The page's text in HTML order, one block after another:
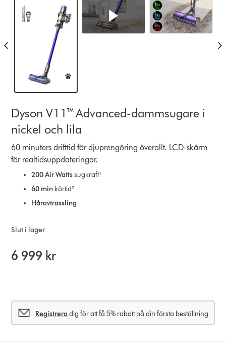
Dyson V11™ Advanced-dammsugare i
nickel och lila
60 minuters drifttid för djuprengöring överallt. LCD-skärm
för realtidsuppdateringar.
200 Air Wattssugkraft¹
60 min körtid²
Håravtrassling
Slut i lager
6 999 kr
Registrera dig för att få 5% rabatt på din första beställning